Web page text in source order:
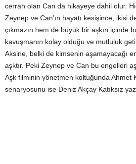
cerrah olan Can da hikayeye dahil olur.
Zeynep ve Can’ın hayatı kesişince, ikisi
çıkmazın hem de büyük bir aşkın içinde
kavuşmanın kolay olduğu ve mutluluk
Aksine, belki de kimsenin aşamayacağı
aşktır. Peki Zeynep ve Can bu engelleri
Aşk filminin yönetmen koltuğunda Ahmet
senaryosunu ise Deniz Akçay Katıksız